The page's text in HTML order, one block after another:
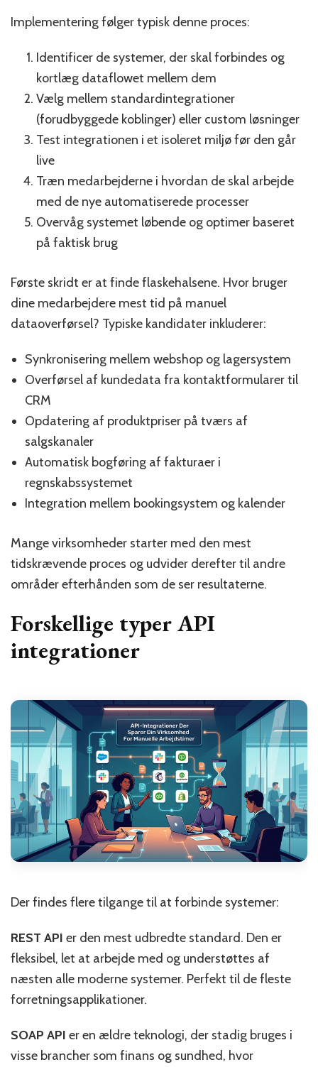
Implementering følger typisk denne proces:
Identificer de systemer, der skal forbindes og
kortlæg dataflowet mellem dem
Vælg mellem standardintegrationer
(forudbyggede koblinger) eller custom løsninger
Test integrationen i et isoleret miljø før den går
live
Træn medarbejderne i hvordan de skal arbejde
med de nye automatiserede processer
Overvåg systemet løbende og optimer baseret
på faktisk brug
Første skridt er at finde flaskehalsene. Hvor bruger
dine medarbejdere mest tid på manuel
dataoverførsel? Typiske kandidater inkluderer:
Synkronisering mellem webshop og lagersystem
Overførsel af kundedata fra kontaktformularer til
CRM
Opdatering af produktpriser på tværs af
salgskanaler
Automatisk bogføring af fakturaer i
regnskabssystemet
Integration mellem bookingsystem og kalender
Mange virksomheder starter med den mest
tidskrævende proces og udvider derefter til andre
områder efterhånden som de ser resultaterne.
Forskellige typer API
integrationer
Der findes flere tilgange til at forbinde systemer:
REST API er den mest udbredte standard. Den er
fleksibel, let at arbejde med og understøttes af
næsten alle moderne systemer. Perfekt til de fleste
forretningsapplikationer.
SOAP API er en ældre teknologi, der stadig bruges i
visse brancher som finans og sundhed, hvor